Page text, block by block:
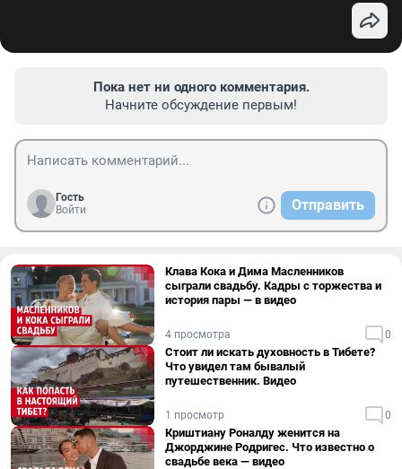
Пока нет ни одного комментария.
Начните обсуждение первым!
Гость
Войти
Отправить
Клава Кока и Дима Масленников
сыграли свадьбу. Кадры с торжества и
история пары — в видео
4 просмотра 0
Стоит ли искать духовность в Тибете?
Что увидел там бывалый
путешественник. Видео
1 просмотр 0
Криштиану Роналду женится на
Джорджине Родригес. Что известно о
свадьбе века — видео